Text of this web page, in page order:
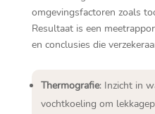
omgevingsfactoren zoals
Resultaat is een
en conclusies die
Thermografie: Inzicht in
vochtkoeling om